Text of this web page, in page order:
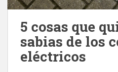
5 cosas que
sabias de los
eléctricos